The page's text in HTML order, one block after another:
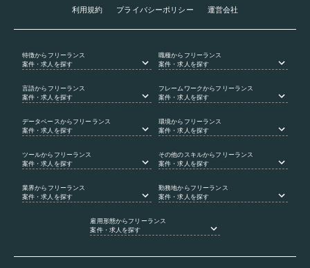
利用規約 プライバシーポリシー 運営会社
特徴からフリーランス
案件・求人を探す
職種からフリーランス
案件・求人を探す
言語からフリーランス
案件・求人を探す
フレームワークからフリーランス
案件・求人を探す
データベース からフリーランス
案件・求人を探す
環境からフリーランス
案件・求人を探す
ツールからフリーランス
案件・求人を探す
その他のスキルからフリーランス
案件・求人を探す
業界からフリーランス
案件・求人を探す
勤務地からフリーランス
案件・求人を探す
雇用形態からフリーランス
案件・求人を探す